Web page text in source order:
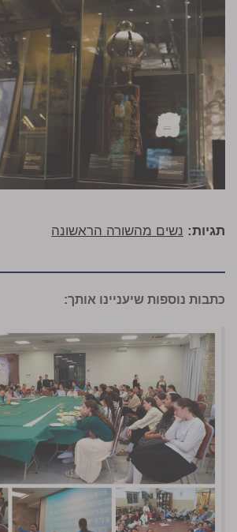
תגיות: נשים מהשורה הראשונה
כתבות נוספות שיעניינו אותך: